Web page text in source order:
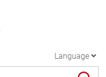
Language